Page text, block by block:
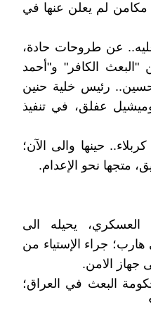
مكامن لم يعلن عنها في
عن طروحات حادة،
الكافر" و"أحمد
رئيس خلية حنين
وميشيل عفلق، في تنفيذ
حينها والى الآن؛
متجها نحو الإعدام.
العسكري، يحيله الى
جراء الإستياء من
جهاز الامن.
البعث في العراق؛